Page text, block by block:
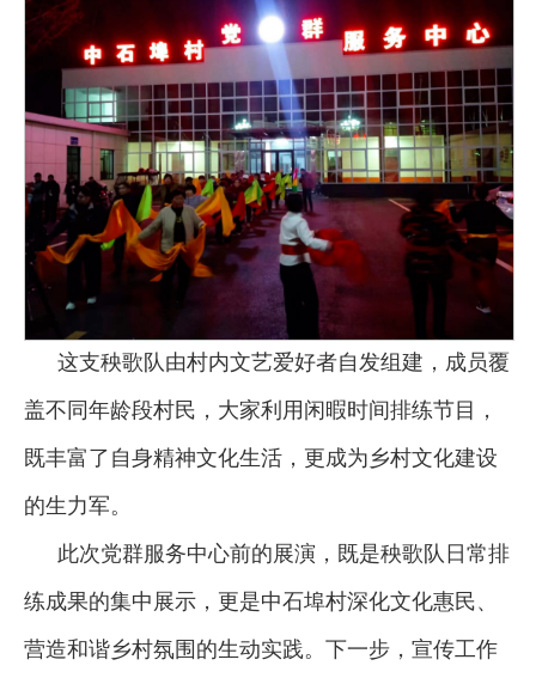
这支秧歌队由村内文艺爱好者自发组建，成员覆
盖不同年龄段村民，大家利用闲暇时间排练节目，
既丰富了自身精神文化生活，更成为乡村文化建设
的生力军。
此次党群服务中心前的展演，既是秧歌队日常排
练成果的集中展示，更是中石埠村深化文化惠民、
营造和谐乡村氛围的生动实践。下一步，宣传工作